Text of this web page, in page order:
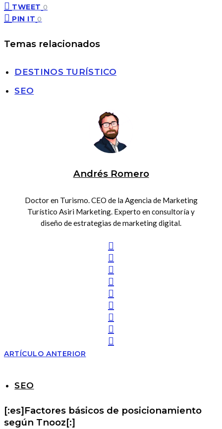
TWEET 0
PIN IT 0
Temas relacionados
DESTINOS TURÍSTICO
SEO
Andrés Romero
Doctor en Turismo. CEO de la Agencia de Marketing
Turístico Asiri Marketing. Experto en consultoría y
diseño de estrategias de marketing digital.
ARTÍCULO ANTERIOR
SEO
[:es]Factores básicos de posicionamiento
según Tnooz[:]